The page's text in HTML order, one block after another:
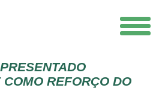
REFORÇO DO